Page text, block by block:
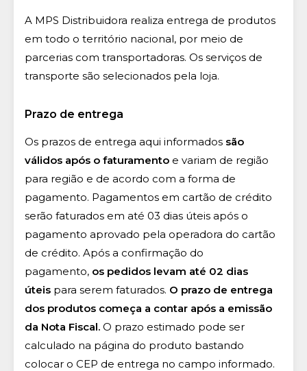
A MPS Distribuidora realiza entrega de produtos
em todo o território nacional, por meio de
parcerias com transportadoras. Os serviços de
transporte são selecionados pela loja.
Prazo de entrega
Os prazos de entrega aqui informados são
válidos após o faturamento e variam de região
para região e de acordo com a forma de
pagamento. Pagamentos em cartão de crédito
serão faturados em até 03 dias úteis após o
pagamento aprovado pela operadora do cartão
de crédito. Após a confirmação do
pagamento, os pedidos levam até 02 dias
úteis para serem faturados. O prazo de entrega
dos produtos começa a contar após a emissão
da Nota Fiscal. O prazo estimado pode ser
calculado na página do produto bastando
colocar o CEP de entrega no campo informado.